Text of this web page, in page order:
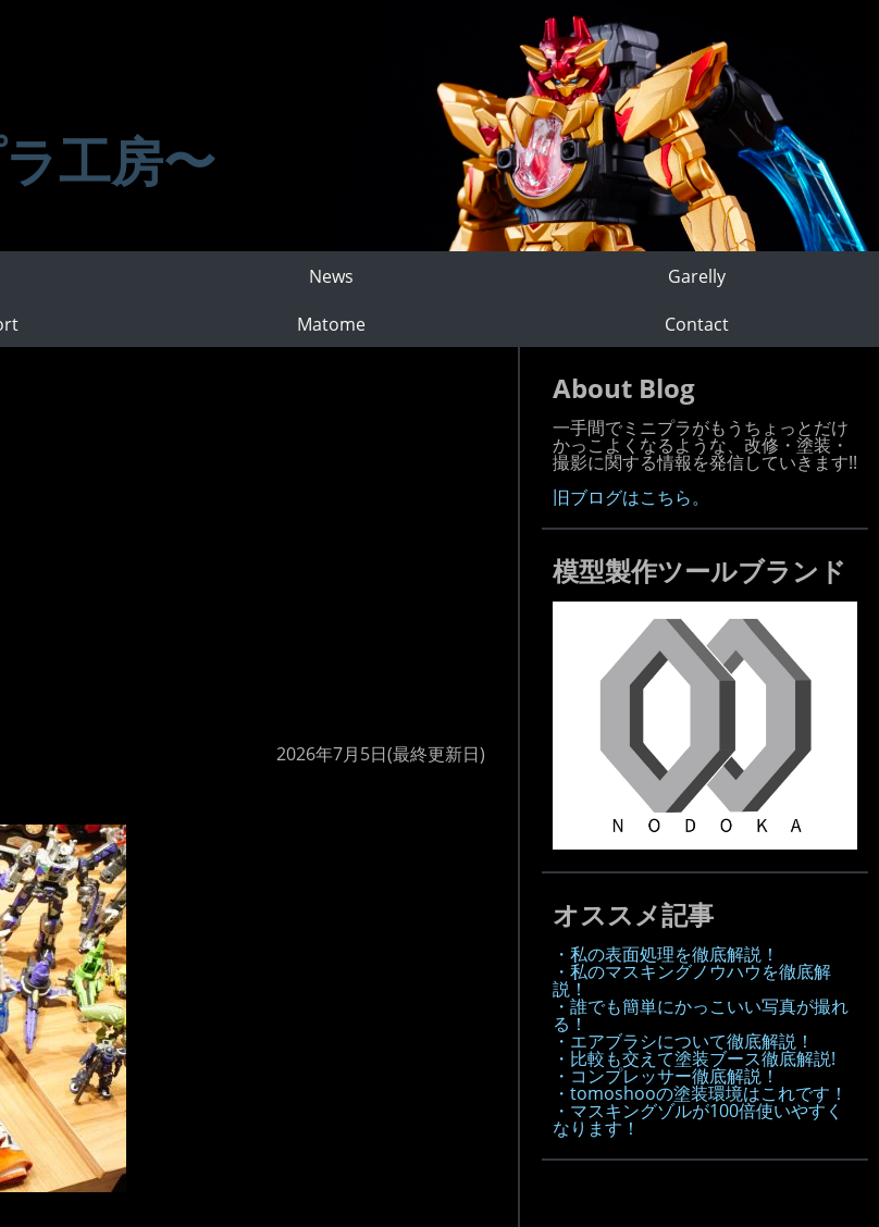
工房〜
News
Garelly
Matome Contact
2026年7月5日(最終更新日)
About Blog
一手間でミニプラがもうちょっとだけ
かっこよくなるような、改修・塗装・
撮影に関する情報を発信していきます!!
旧ブログはこちら。
模型製作ツールブランド
オススメ記事
・私の表面処理を徹底解説！
・私のマスキングノウハウを徹底解
説！
・誰でも簡単にかっこいい写真が撮れ
る！
・エアブラシについて徹底解説！
・比較も交えて塗装ブース徹底解説!
・コンプレッサー徹底解説！
・tomoshooの塗装環境はこれです！
・マスキングゾルが100倍使いやすく
なります！